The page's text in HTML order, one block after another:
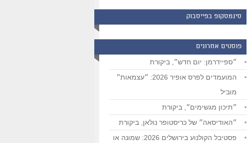
סינמסקופ בפייסבוק
פוסטים אחרונים
״ספיידרמן: יום חדש״, ביקורת
המועמדים לפרס אופיר 2026: ״עצמאות״
מוביל
״תיכון מגשימים״, ביקורת
״האודיסאה״ של כריסטופר נולאן, ביקורת
פסטיבל הקולנוע בירושלים 2026: שמונה או